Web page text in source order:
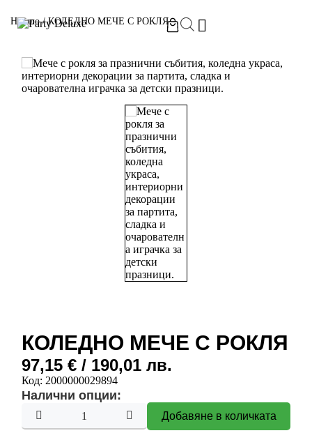
Начало / КОЛЕДНО МЕЧЕ С РОКЛЯ
КОЛЕДНО МЕЧЕ С РОКЛЯ
97,15 €/ 190,01 лв.
Код: 2000000029894
Налични опции:
Добавяне в количката